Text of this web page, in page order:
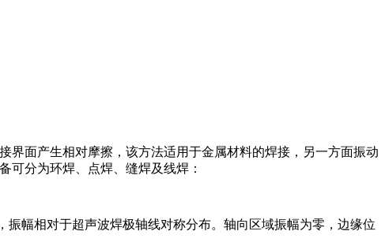
界面产生相对摩擦，该方法适用于金属材料的焊接，另一方面振动
可分为环焊、点焊、缝焊及线焊：
幅相对于超声波焊极轴线对称分布。轴向区域振幅为零，边缘位